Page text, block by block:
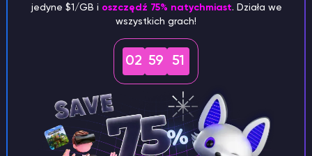
Zarządzanie serwerem poprzez
Discord
Wygodne zarządzanie serwerem Garrys
Mod za pośrednictwem naszego bota
jedyne $1/GB i oszczędź 75% natychmiast. Działa we
wszystkich grach!
02 59 50